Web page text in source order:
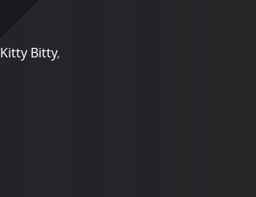
Kitty Bitty,